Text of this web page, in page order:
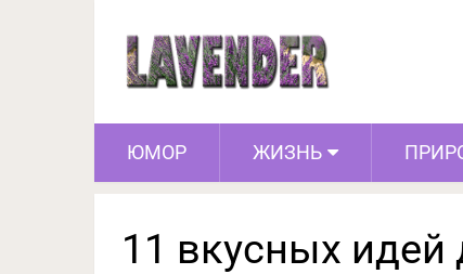
ЮМОР ЖИЗНЬ
11 вкусных идей
11 вкусных идей